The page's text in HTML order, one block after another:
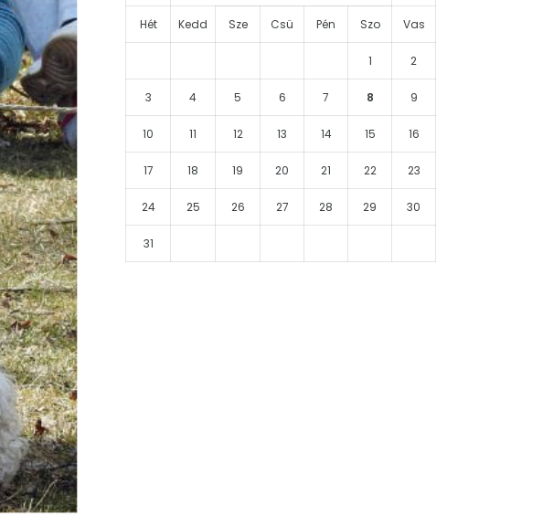
Hét Kedd Sze Csü Pén Szo Vas
1 2
3 4 5 6 7 8 9
10 11 12 13 14 15 16
17 18 19 20 21 22 23
24 25 26 27 28 29 30
31